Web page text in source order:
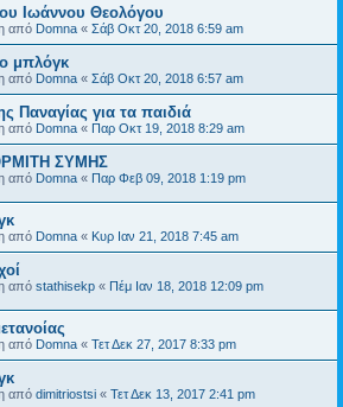
Ιωάννου Θεολόγου
από Domna « Σάβ Οκτ 20, 2018 6:59 am
μπλόγκ
από Domna « Σάβ Οκτ 20, 2018 6:57 am
Παναγίας για τα παιδιά
από Domna « Παρ Οκτ 19, 2018 8:29 am
ΣΥΜΗΣ
από Domna « Παρ Φεβ 09, 2018 1:19 pm
από Domna « Κυρ Ιαν 21, 2018 7:45 am
από stathisekp « Πέμ Ιαν 18, 2018 12:09 pm
από Domna « Τετ Δεκ 27, 2017 8:33 pm
από dimitriostsi « Τετ Δεκ 13, 2017 2:41 pm